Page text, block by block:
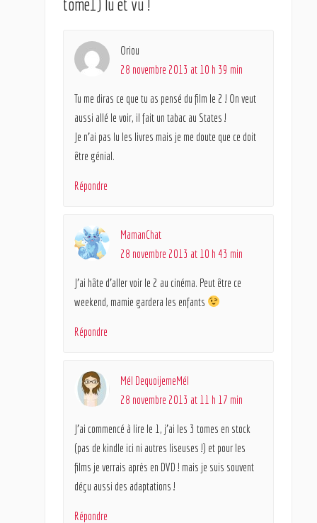
tome1) lu et vu !
Oriou
28 novembre 2013 at 10 h 39 min
Tu me diras ce que tu as pensé du film le 2 ! On veut
aussi allé le voir, il fait un tabac au States !
Je n’ai pas lu les livres mais je me doute que ce doit
être génial.
Répondre
MamanChat
28 novembre 2013 at 10 h 43 min
J’ai hâte d’aller voir le 2 au cinéma. Peut être ce
weekend, mamie gardera les enfants
Répondre
Mél DequoijemeMél
28 novembre 2013 at 11 h 17 min
J’ai commencé à lire le 1, j’ai les 3 tomes en stock
(pas de kindle ici ni autres liseuses !) et pour les
films je verrais après en DVD ! mais je suis souvent
déçu aussi des adaptations !
Répondre